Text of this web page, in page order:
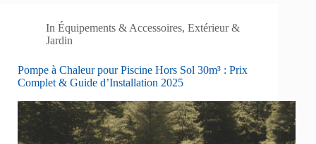
In Équipements & Accessoires,Extérieur &
Jardin
Pompe à Chaleur pour Piscine Hors Sol 30m³ : Prix
Complet & Guide d’Installation 2025